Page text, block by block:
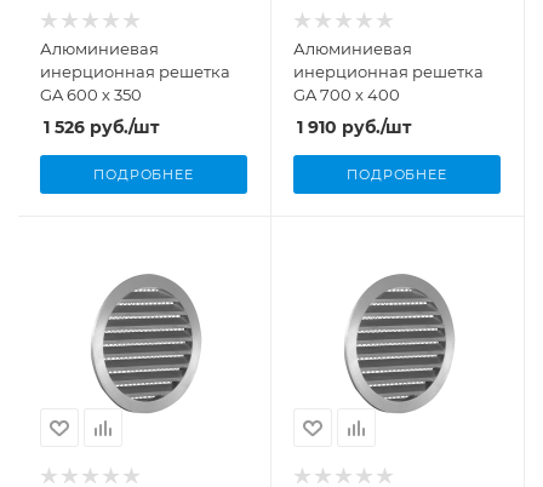
Алюминиевая
инерционная решетка
GA 600 х 350
1 526 руб./шт
ПОДРОБНЕЕ
Алюминиевая
инерционная решетка
GA 700 х 400
1 910 руб./шт
ПОДРОБНЕЕ